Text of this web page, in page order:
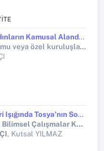
Osmanlı’da Kadınların Kamusal Alandaki Görünürlüğü: Balat Mahkemesi Kayıtları (1557-1558, 1562-1564)
Diğer ulusal kamu veya özel kuruluşlar tarafından desteklenen bilimsel araştırma projeleri (Tübitak 2209)
Şer’iyye Sicilleri Işığında Tosya’nın Sosyo-Ekonomik Yapısı ve Tarihi Gelişimi (1721-1722)
18.Uluslararası Bilimsel Çalışmalar Kongresi
, Kutsal YILMAZ